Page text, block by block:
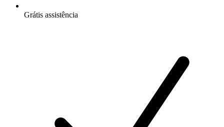
Grátis assistência